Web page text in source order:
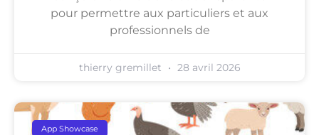
pour permettre aux particuliers et aux
professionnels de
thierry gremillet 28 avril 2026
App Showcase